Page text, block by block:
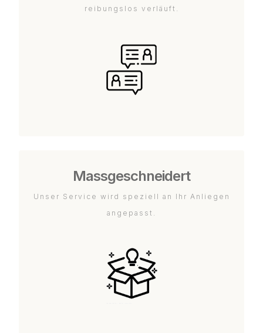
reibungslos verläuft.
Massgeschneidert
Unser Service wird speziell an Ihr Anliegen
angepasst.